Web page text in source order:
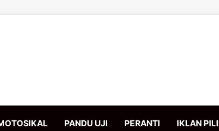
PANDU UJI PERANTI IKLAN